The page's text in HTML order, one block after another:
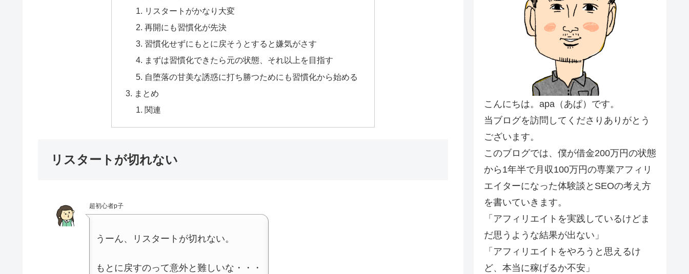
リスタートがかなり大変
再開にも習慣化が先決
習慣化せずにもとに戻そうとすると嫌気がさす
まずは習慣化できたら元の状態、それ以上を目指す
自堕落の甘美な誘惑に打ち勝つためにも習慣化から始める
まとめ
関連
リスタートが切れない
超初心者p子
うーん、リスタートが切れない。
もとに戻すのって意外と難しいな・・・
こんにちは。apa（あぱ）です。
当ブログを訪問してくださりありがとう
ございます。
このブログでは、僕が借金200万円の状態
から1年半で月収100万円の専業アフィリ
エイターになった体験談とSEOの考え方
を書いていきます。
「アフィリエイトを実践しているけどま
だ思うような結果が出ない」
「アフィリエイトをやろうと思えるけ
ど、本当に稼げるか不安」